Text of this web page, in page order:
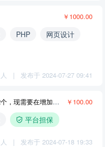
￥1000.00
PHP
网页设计
人 | 发布于 2024-07-27 09:41
微信公众号后台现网页授权域名只有2个，现需要在增加2个域名，请帮技术帮忙。 ￥100.00
平台担保
人 | 发布于 2024-07-18 19:33